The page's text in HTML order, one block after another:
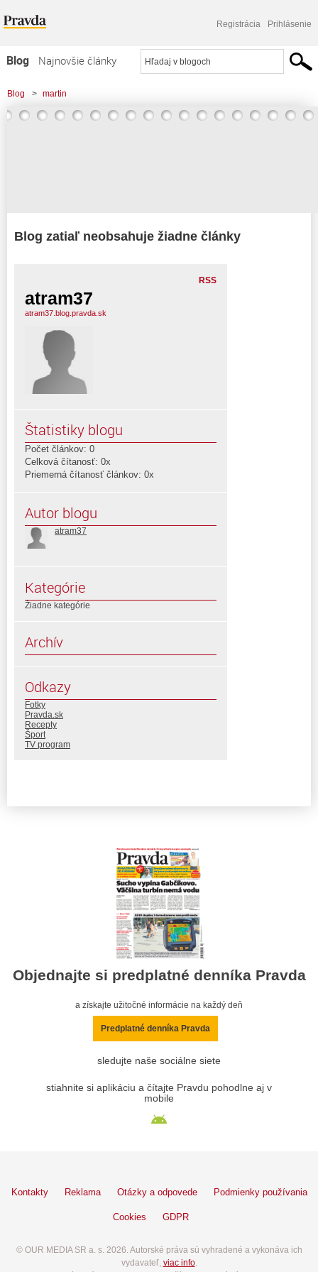
Registrácia Prihlásenie
Blog
Najnovšie články
Najčítanejšie články
Najkomentovanejšie články
Blog > martin
Blog zatiaľ neobsahuje žiadne články
RSS
atram37
atram37.blog.pravda.sk
Štatistiky blogu
Počet článkov: 0
Celková čítanosť: 0x
Priemerná čítanosť článkov: 0x
Autor blogu
atram37
Kategórie
Žiadne kategórie
Archív
Odkazy
Fotky
Pravda.sk
Recepty
Šport
TV program
Objednajte si predplatné denníka Pravda
a získajte užitočné informácie na každý deň
Predplatné denníka Pravda
sledujte naše sociálne siete
stiahnite si aplikáciu a čítajte Pravdu pohodlne aj v
mobile
Kontakty Reklama Otázky a odpovede Podmienky používania
Cookies GDPR
© OUR MEDIA SR a. s. 2026. Autorské práva sú vyhradené a vykonáva ich
vydavateľ, viac info.